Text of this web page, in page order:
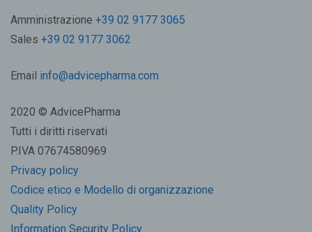
Amministrazione +39 02 9177 3065
Sales +39 02 9177 3062
Email info@advicepharma.com
2020 © AdvicePharma
Tutti i diritti riservati
P.IVA 07674580969
Privacy policy
Codice etico e Modello di organizzazione
Quality Policy
Information Security Policy